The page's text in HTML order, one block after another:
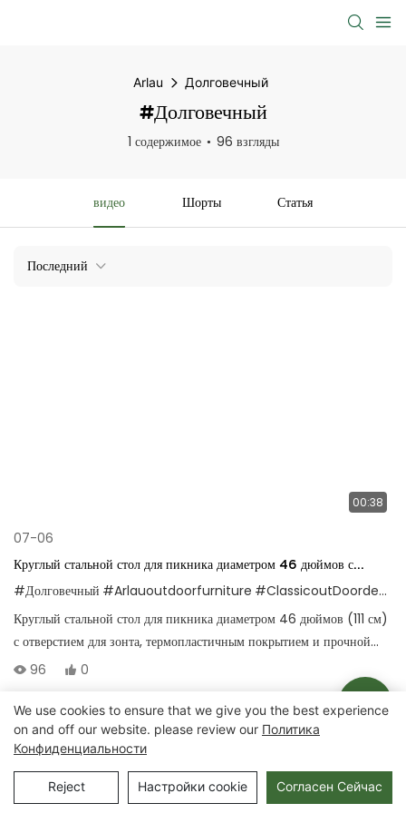
Arlau Долговечный
#Долговечный
1 содержимое 96 взгляды
видео Шорты Статья
Последний
00:38
07-06
Круглый стальной стол для пикника диаметром 46 дюймов с
отверстием для зонта, для использования на открытом воздухе.
#Долговечный #Arlauoutdoorfurniture #ClassicoutDoordesign
Круглый стальной стол для пикника диаметром 46 дюймов (111 см)
с отверстием для зонта, термопластичным покрытием и прочной
рамой, предназначен для парков, школ и общественных мест.
96 0
Авторские права © 2025 Chongqing Arlau Civic Equipment
Manufacturing Co., Ltd. | Карта сайта
We use cookies to ensure that we give you the best experience
on and off our website. please review our Политика
Конфиденциальности
Reject Настройки cookie Согласен Сейчас